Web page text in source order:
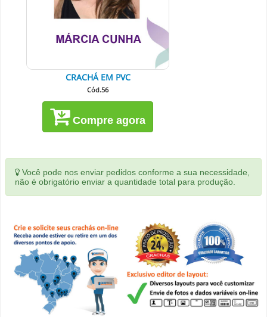
CRACHÁ EM PVC
Cód.56
Compre agora
Você pode nos enviar pedidos conforme a sua necessidade,
não é obrigatório enviar a quantidade total para produção.